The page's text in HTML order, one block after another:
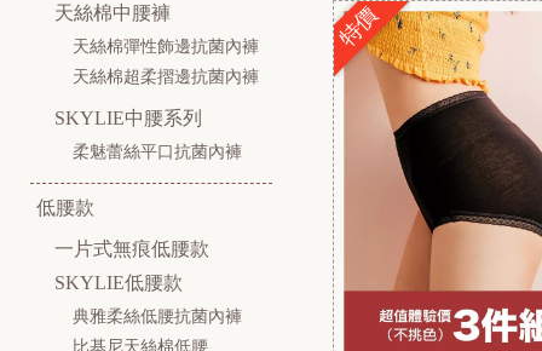
天絲棉中腰褲
天絲棉彈性飾邊抗菌內褲
天絲棉超柔摺邊抗菌內褲
SKYLIE中腰系列
柔魅蕾絲平口抗菌內褲
低腰款
一片式無痕低腰款
SKYLIE低腰款
典雅柔絲低腰抗菌內褲
比基尼天絲棉低腰
特價